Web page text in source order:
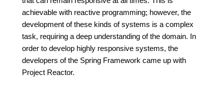
achievable with reactive programming; however, the
development of these kinds of systems is a complex
task, requiring a deep understanding of the domain. In
order to develop highly responsive systems, the
developers of the Spring Framework came up with
Project Reactor.